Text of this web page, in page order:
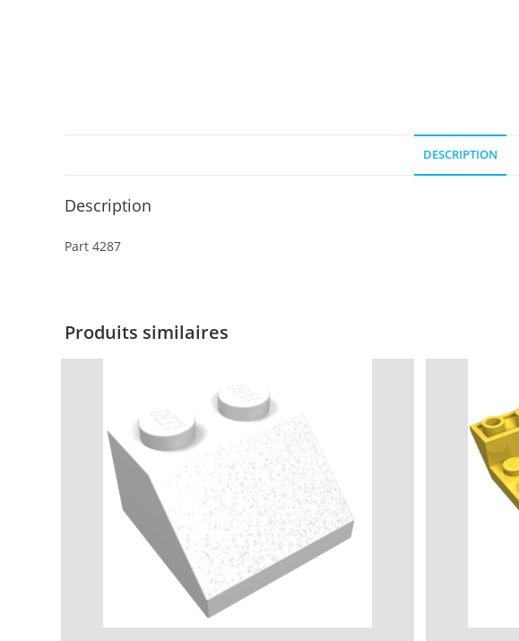
DESCRIPTION
Description
Part 4287
Produits similaires